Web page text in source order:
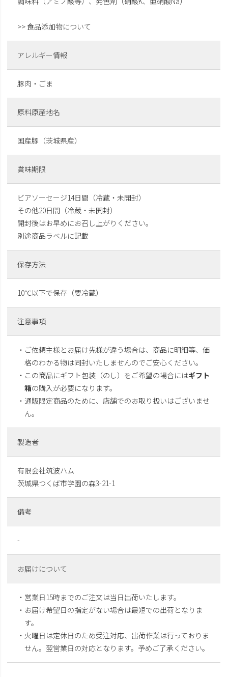
>> 食品添加物について
アレルギー情報
豚肉・ごま
原料原産地名
国産豚（茨城県産）
賞味期限
ビアソーセージ14日間（冷蔵・未開封）
その他20日間（冷蔵・未開封）
開封後はお早めにお召し上がりください。
別途商品ラベルに記載
保存方法
10℃以下で保存（要冷蔵）
注意事項
・ご依頼主様とお届け先様が違う場合は、商品に明細等、価
格のわかる物は同封いたしませんのでご安心ください。
・この商品にギフト包装（のし）をご希望の場合にはギフト
箱の購入が必要になります。
・通販限定商品のために、店舗でのお取り扱いはございませ
ん。
製造者
有限会社筑波ハム
茨城県つくば市学園の森3-21-1
備考
-
お届けについて
・営業日15時までのご注文は当日出荷いたします。
・お届け希望日の指定がない場合は最短での出荷となりま
す。
・火曜日は定休日のため受注対応、出荷作業は行っておりま
せん。翌営業日の対応となります。予めご了承ください。